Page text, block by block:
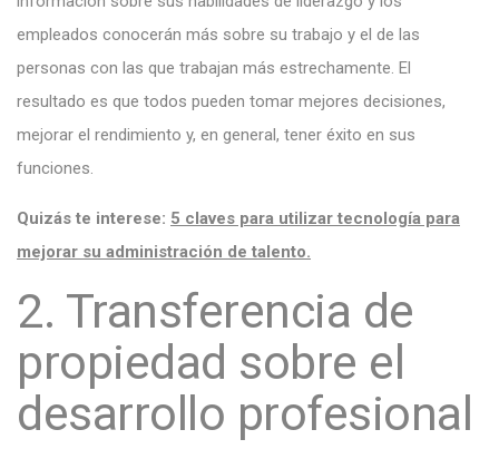
empleados conocerán más sobre su trabajo y el de las
personas con las que trabajan más estrechamente. El
resultado es que todos pueden tomar mejores decisiones,
mejorar el rendimiento y, en general, tener éxito en sus
funciones.
Quizás te interese: 5 claves para utilizar tecnología para
mejorar su administración de talento.
2. Transferencia de
propiedad sobre el
desarrollo profesional